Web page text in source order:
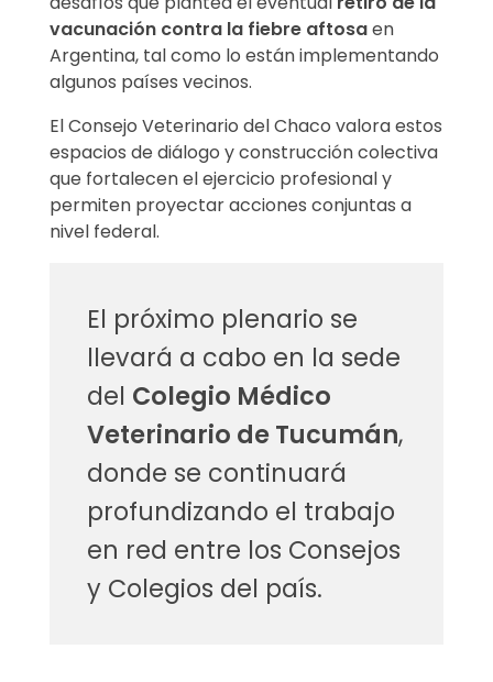
2
0
2
5
vacunación contra la fiebre aftosaen
Argentina, tal como lo están implementando
algunos países vecinos.
El Consejo Veterinario del Chaco valora estos
espacios de diálogo y construcción colectiva
que fortalecen el ejercicio profesional y
permiten proyectar acciones conjuntas a
nivel federal.
El próximo plenario se
llevará a cabo en la sede
del Colegio Médico
Veterinario de Tucumán,
donde se continuará
profundizando el trabajo
en red entre los Consejos
y Colegios del país.